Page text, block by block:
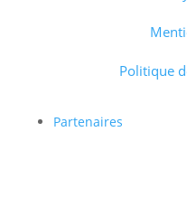
Politique
Partenaires